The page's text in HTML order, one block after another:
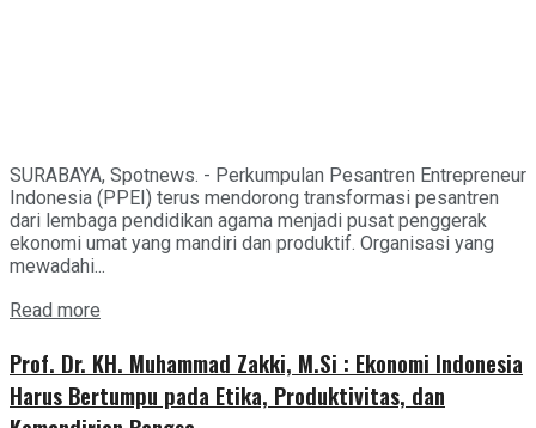
SURABAYA, Spotnews. - Perkumpulan Pesantren Entrepreneur
Indonesia (PPEI) terus mendorong transformasi pesantren
dari lembaga pendidikan agama menjadi pusat penggerak
ekonomi umat yang mandiri dan produktif. Organisasi yang
mewadahi...
Read more
Prof. Dr. KH. Muhammad Zakki, M.Si : Ekonomi Indonesia
Harus Bertumpu pada Etika, Produktivitas, dan